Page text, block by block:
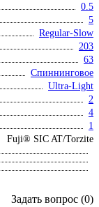
0.5
5
Regular-Slow
203
63
Спиннинговое
Ultra-Light
2
4
1
Fuji® SIC AT/Torzite
Задать вопрос (0)